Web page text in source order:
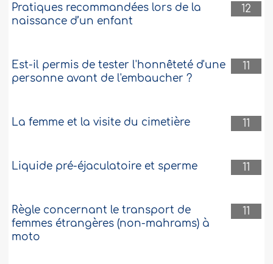
12
Pratiques recommandées lors de la
naissance d’un enfant
11
Est-il permis de tester l'honnêteté d'une
personne avant de l'embaucher ?
11
La femme et la visite du cimetière
11
Liquide pré-éjaculatoire et sperme
11
Règle concernant le transport de
femmes étrangères (non-mahrams) à
moto